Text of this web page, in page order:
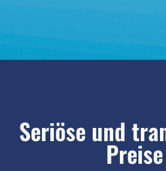
Seriöse und
Preise